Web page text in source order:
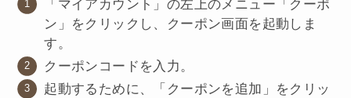
「マイアカウント」の左上のメニュー「クーポ
ン」をクリックし、クーポン画面を起動しま
す。
クーポンコードを入力。
起動するために、「クーポンを追加」をクリッ